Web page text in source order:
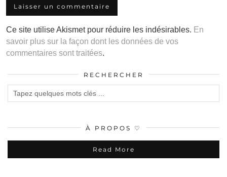
Ce site utilise Akismet pour réduire les indésirables. En
savoir plus sur la façon dont les données de vos
commentaires sont traitées.
RECHERCHER
À PROPOS ♡
Read More